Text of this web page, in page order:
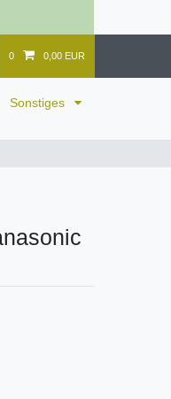
0 0,00 EUR
Sonstiges